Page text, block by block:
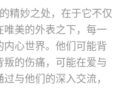
精妙之处，在于它不仅
美的外表之下，每一
心世界。他们可能背
的伤痛，可能在爱与
与他们的深入交流，